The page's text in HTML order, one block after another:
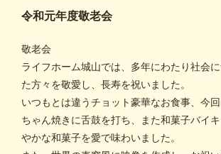
令和元年度敬老会
敬老会
ライフホーム城山では、多年にわたり社会
た方々を敬愛し、長寿を祝いました。
いつもとは違うチョット豪華なお食事、今
ちゃん焼きに舌鼓を打ち、また和菓子バイ
やかな和菓子を愛で味わいました。